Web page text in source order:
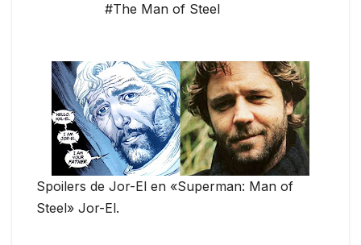
#The Man of Steel
Spoilers de Jor-El en «Superman: Man of
Steel» Jor-El.